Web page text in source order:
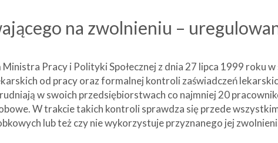
na zwolnieniu –
Pracy i Polityki Społecznej z dnia 27 lipca 1999 roku
od pracy oraz formalnej kontroli zaświadczeń
w swoich przedsiębiorstwach co najmniej 20
W trakcie takich kontroli sprawdza się przede
lub też czy nie wykorzystuje przyznanego jej